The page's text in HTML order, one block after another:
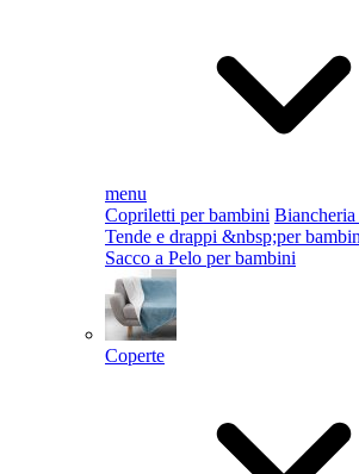
menu
Copriletti per bambini
Tende e drappi &nbsp;per
Sacco a Pelo per bambini
Coperte